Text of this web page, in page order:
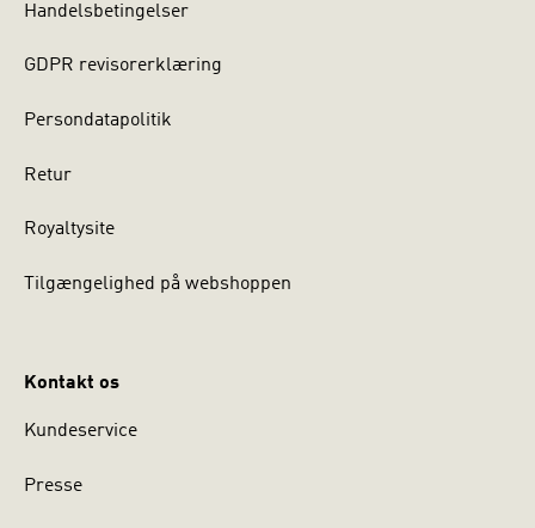
Handelsbetingelser
GDPR revisorerklæring
Persondatapolitik
Retur
Royaltysite
Tilgængelighed på webshoppen
Kontakt os
Kundeservice
Presse